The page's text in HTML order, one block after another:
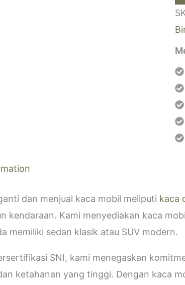
dan menjual kaca mobil meliputi kaca
kendaraan. Kami menyediakan kaca
memiliki sedan klasik atau SUV modern.
SNI, kami menegaskan
ketahanan yang tinggi. Dengan kaca